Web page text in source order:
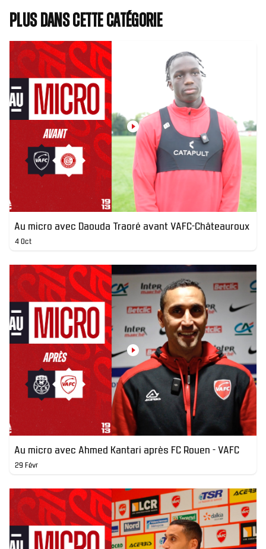
Plus dans cette catégorie
Au micro avec Daouda Traoré avant VAFC-Châteauroux
4 Oct
Au micro avec Ahmed Kantari après FC Rouen - VAFC
29 Févr